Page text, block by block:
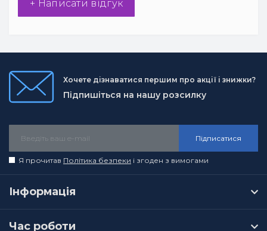
+ Написати відгук
Хочете дізнаватися першим про акції і знижки?
Підпишіться на нашу розсилку
Підписатися
Я прочитав Політика безпеки і згоден з вимогами
Інформація
Час роботи